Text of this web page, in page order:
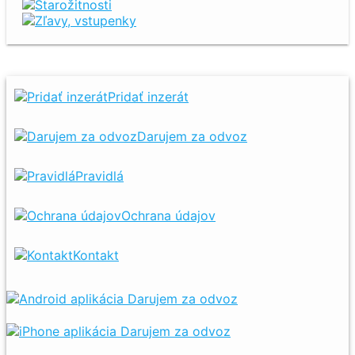
Starožitnosti
Zľavy, vstupenky
Pridať inzerát
Darujem za odvoz
Pravidlá
Ochrana údajov
Kontakt